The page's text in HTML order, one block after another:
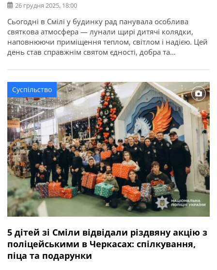
26 грудня 2025, 18:00
Сьогодні в Смілі у будинку рад панувала особлива
святкова атмосфера — лунали щирі дитячі колядки,
наповнюючи приміщення теплом, світлом і надією. Цей
день став справжнім святом єдності, добра та
міська рада. Зі святковими вітаннями завітали
вихованці дитячої школи мистецтв, Державного
навчального закладу «Смілянський центр підготовки і
перепідготовки робітничих кадрів», […]
Суспільство
5 дітей зі Сміли відвідали різдвяну акцію з
поліцейськими в Черкасах: спілкування,
піца та подарунки